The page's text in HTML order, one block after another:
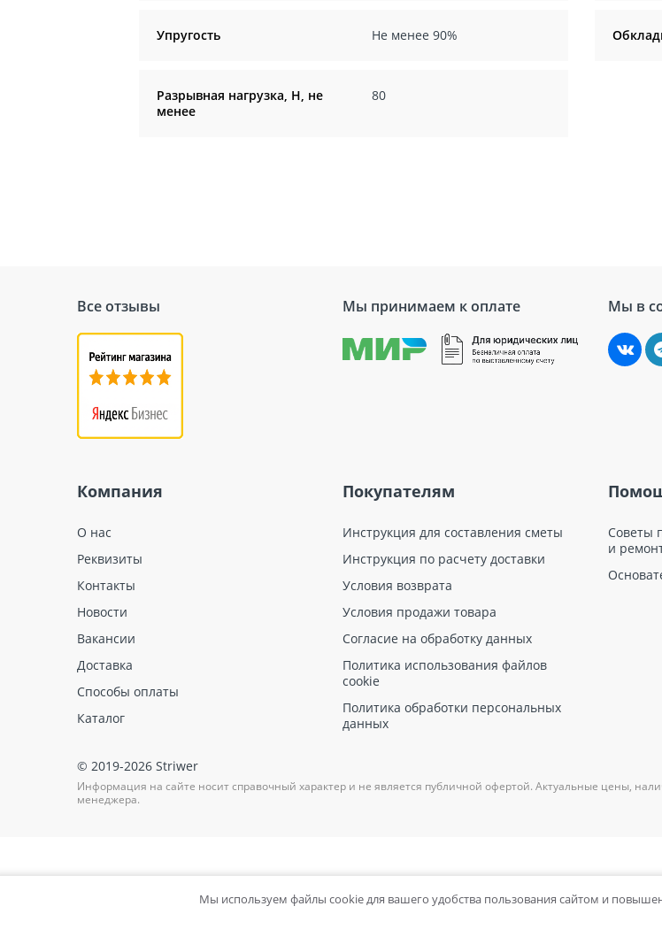
Упругость Не менее 90%
Разрывная нагрузка, Н, не
менее
80
Все отзывы Мы принимаем к оплате Мы в
Компания
О нас
Реквизиты
Контакты
Новости
Вакансии
Доставка
Способы оплаты
Каталог
Покупателям
Инструкция для составления сметы
Инструкция по расчету доставки
Условия возврата
Условия продажи товара
Согласие на обработку данных
Политика использования файлов
cookie
Политика обработки персональных
данных
Советы
и
© 2019-2026 Striwer
Информация на сайте носит справочный характер и не является публичной офертой. Актуальные цены,
менеджера.
Мы используем файлы cookie для вашего удобства пользования сайтом и